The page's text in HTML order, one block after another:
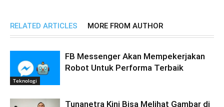
RELATED ARTICLES MORE FROM AUTHOR
Teknologi
FB Messenger Akan Mempekerjakan
Robot Untuk Performa Terbaik
Tunanetra Kini Bisa Melihat Gambar di